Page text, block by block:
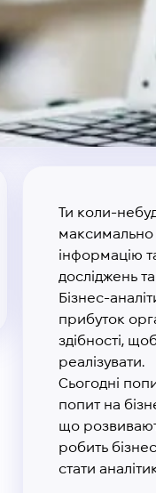
Ти коли-
максимально
інформацію
досліджень
Бізнес-
прибуток
здібності,
реалізувати.
Сьогодні
попит на
що
робить
стати